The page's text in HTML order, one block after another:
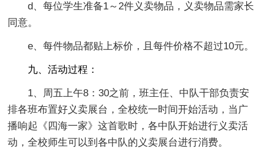
d、每位学生准备1～2件义卖物品，义卖物品需家长
同意。
e、每件物品都贴上标价，且每件价格不超过10元。
九、活动过程：
1、周五上午8：30之前，班主任、中队干部负责安
排各班布置好义卖展台，全校统一时间开始活动，当广
播响起《四海一家》这首歌时，各中队开始进行义卖活
动，全校师生可以到各中队的义卖展台进行消费。